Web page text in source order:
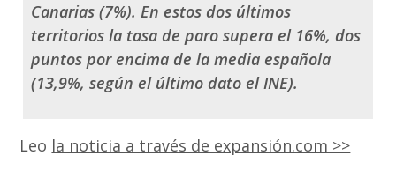
Canarias (7%). En estos dos últimos
territorios la tasa de paro supera el 16%, dos
puntos por encima de la media española
(13,9%, según el último dato el INE).
Leo la noticia a través de expansión.com >>